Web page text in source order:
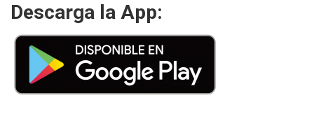
Descarga la App: